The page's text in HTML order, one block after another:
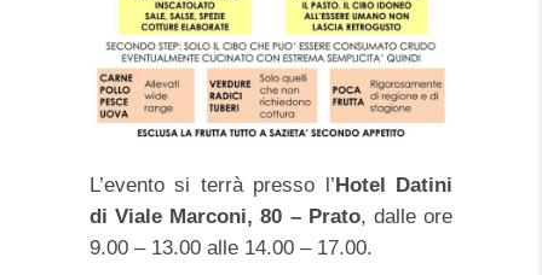
L’evento si terrà presso l’Hotel Datini
di Viale Marconi, 80 – Prato, dalle ore
9.00 – 13.00 alle 14.00 – 17.00.